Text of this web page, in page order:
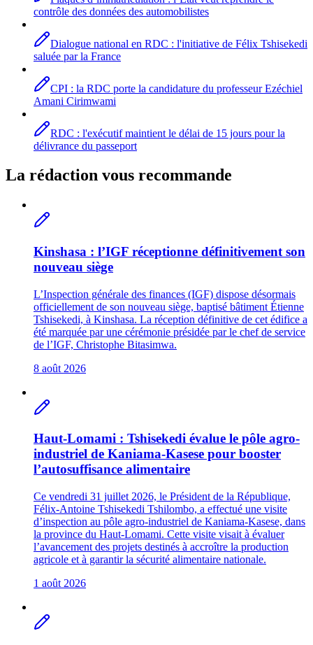
contrôle des données des automobilistes
Dialogue national en RDC : l'initiative de Félix Tshisekedi
saluée par la France
CPI : la RDC porte la candidature du professeur Ezéchiel
Amani Cirimwami
RDC : l'exécutif maintient le délai de 15 jours pour la
délivrance du passeport
La rédaction vous recommande
Kinshasa : l’IGF réceptionne définitivement son
nouveau siège
L’Inspection générale des finances (IGF) dispose désormais
officiellement de son nouveau siège, baptisé bâtiment Étienne
Tshisekedi, à Kinshasa. La réception définitive de cet édifice a
été marquée par une cérémonie présidée par le chef de service
de l’IGF, Christophe Bitasimwa.
8 août 2026
Haut-Lomami : Tshisekedi évalue le pôle agro-
industriel de Kaniama-Kasese pour booster
l’autosuffisance alimentaire
Ce vendredi 31 juillet 2026, le Président de la République,
Félix-Antoine Tshisekedi Tshilombo, a effectué une visite
d’inspection au pôle agro-industriel de Kaniama-Kasese, dans
la province du Haut-Lomami. Cette visite visait à évaluer
l’avancement des projets destinés à accroître la production
agricole et à garantir la sécurité alimentaire nationale.
1 août 2026